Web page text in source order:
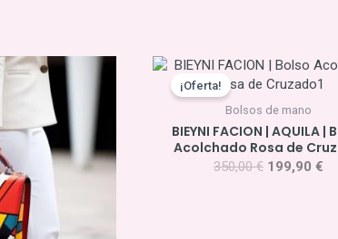
¡Oferta!
Bolsos de mano
BIEYNI FACION | AQUILA |
Acolchado Rosa de
350,00€
El
precio
original
350,00 €.
199,90 €
El